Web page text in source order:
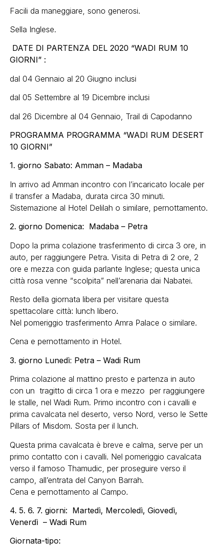
Facili da maneggiare, sono generosi.
Sella Inglese.
DATE DI PARTENZA DEL 2020 “WADI RUM 10
GIORNI” :
dal 04 Gennaio al 20 Giugno inclusi
dal 05 Settembre al 19 Dicembre inclusi
dal 26 Dicembre al 04 Gennaio, Trail di Capodanno
PROGRAMMA PROGRAMMA “WADI RUM DESERT
10 GIORNI”
1. giorno Sabato: Amman – Madaba
In arrivo ad Amman incontro con l’incaricato locale per
il transfer a Madaba, durata circa 30 minuti.
Sistemazione al Hotel Delilah o similare, pernottamento.
2. giorno Domenica: Madaba – Petra
Dopo la prima colazione trasferimento di circa 3 ore, in
auto, per raggiungere Petra. Visita di Petra di 2 ore, 2
ore e mezza con guida parlante Inglese; questa unica
città rosa venne “scolpita” nell’arenaria dai Nabatei.
Resto della giornata libera per visitare questa
spettacolare città: lunch libero.
Nel pomeriggio trasferimento Amra Palace o similare.
Cena e pernottamento in Hotel.
3. giorno Lunedì: Petra – Wadi Rum
Prima colazione al mattino presto e partenza in auto
con un tragitto di circa 1 ora e mezzo per raggiungere
le stalle, nel Wadi Rum. Primo incontro con i cavalli e
prima cavalcata nel deserto, verso Nord, verso le Sette
Pillars of Misdom. Sosta per il lunch.
Questa prima cavalcata è breve e calma, serve per un
primo contatto con i cavalli. Nel pomeriggio cavalcata
verso il famoso Thamudic, per proseguire verso il
campo, all’entrata del Canyon Barrah.
Cena e pernottamento al Campo.
4. 5. 6. 7. giorni: Martedì, Mercoledì, Giovedì,
Venerdì – Wadi Rum
Giornata-tipo: